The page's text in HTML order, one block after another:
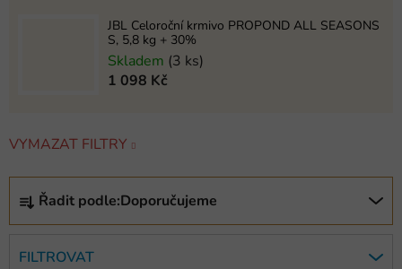
JBL Celoroční krmivo PROPOND ALL SEASONS
S, 5,8 kg + 30%
Skladem (3 ks)
1 098 Kč
VYMAZAT FILTRY
Ř
z
Řadit podle:Doporučujeme
FILTROVAT